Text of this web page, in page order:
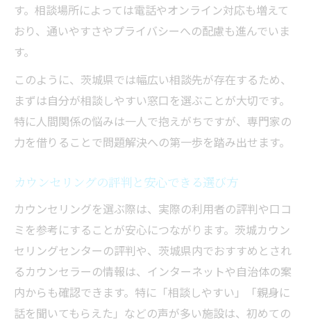
す。相談場所によっては電話やオンライン対応も増えて
おり、通いやすさやプライバシーへの配慮も進んでいま
す。
このように、茨城県では幅広い相談先が存在するため、
まずは自分が相談しやすい窓口を選ぶことが大切です。
特に人間関係の悩みは一人で抱えがちですが、専門家の
力を借りることで問題解決への第一歩を踏み出せます。
カウンセリングの評判と安心できる選び方
カウンセリングを選ぶ際は、実際の利用者の評判や口コ
ミを参考にすることが安心につながります。茨城カウン
セリングセンターの評判や、茨城県内でおすすめとされ
るカウンセラーの情報は、インターネットや自治体の案
内からも確認できます。特に「相談しやすい」「親身に
話を聞いてもらえた」などの声が多い施設は、初めての